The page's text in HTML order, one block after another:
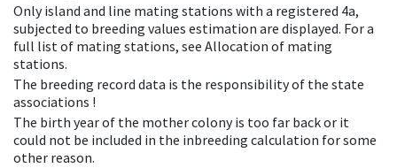
Only island and line mating stations with a registered 4a,
subjected to breeding values estimation are displayed. For a
full list of mating stations, see Allocation of mating
stations.
The breeding record data is the responsibility of the state
associations !
The birth year of the mother colony is too far back or it
could not be included in the inbreeding calculation for some
other reason.